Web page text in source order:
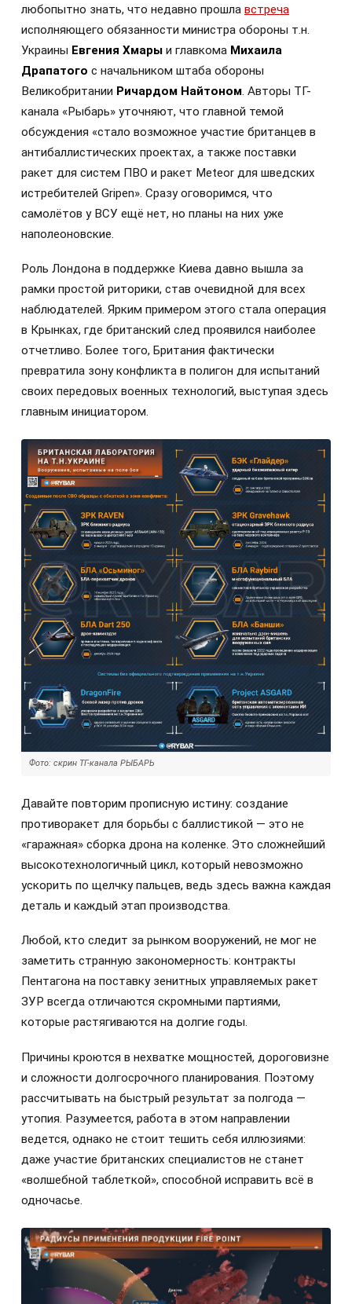
любопытно знать, что недавно прошла встреча
исполняющего обязанности министра обороны т.н.
Украины Евгения Хмары и главкома Михаила
Драпатого с начальником штаба обороны
Великобритании Ричардом Найтоном. Авторы ТГ-
канала «Рыбарь» уточняют, что главной темой
обсуждения «стало возможное участие британцев в
антибаллистических проектах, а также поставки
ракет для систем ПВО и ракет Meteor для шведских
истребителей Gripen». Сразу оговоримся, что
самолётов у ВСУ ещё нет, но планы на них уже
наполеоновские.
Роль Лондона в поддержке Киева давно вышла за
рамки простой риторики, став очевидной для всех
наблюдателей. Ярким примером этого стала операция
в Крынках, где британский след проявился наиболее
отчетливо. Более того, Британия фактически
превратила зону конфликта в полигон для испытаний
своих передовых военных технологий, выступая здесь
главным инициатором.
Фото: скрин ТГ-канала РЫБАРЬ
Давайте повторим прописную истину: создание
противоракет для борьбы с баллистикой — это не
«гаражная» сборка дрона на коленке. Это сложнейший
высокотехнологичный цикл, который невозможно
ускорить по щелчку пальцев, ведь здесь важна каждая
деталь и каждый этап производства.
Любой, кто следит за рынком вооружений, не мог не
заметить странную закономерность: контракты
Пентагона на поставку зенитных управляемых ракет
ЗУР всегда отличаются скромными партиями,
которые растягиваются на долгие годы.
Причины кроются в нехватке мощностей, дороговизне
и сложности долгосрочного планирования. Поэтому
рассчитывать на быстрый результат за полгода —
утопия. Разумеется, работа в этом направлении
ведется, однако не стоит тешить себя иллюзиями:
даже участие британских специалистов не станет
«волшебной таблеткой», способной исправить всё в
одночасье.